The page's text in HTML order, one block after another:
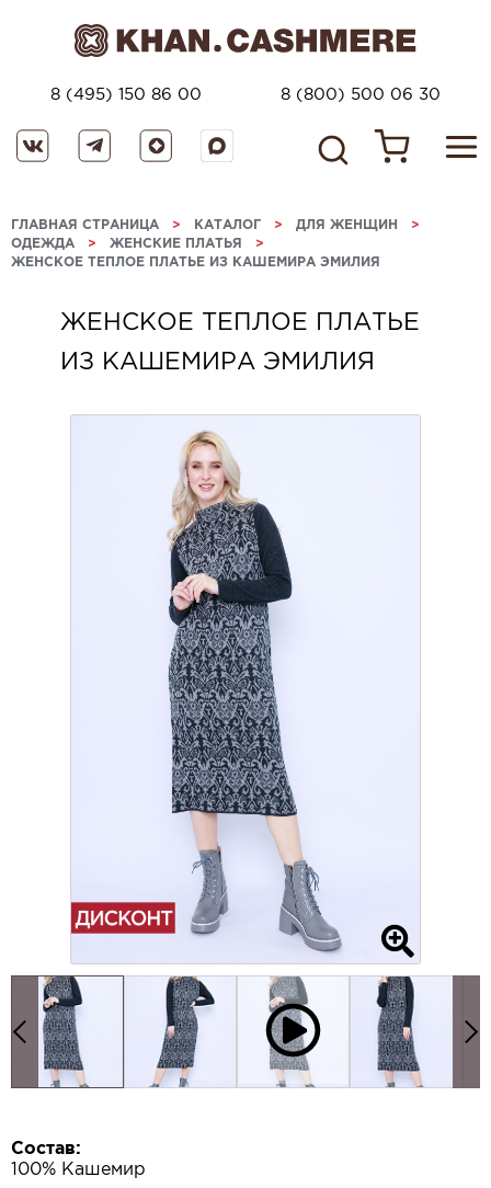
8 (495) 150 86 00 8 (800) 500 06 30
ГЛАВНАЯ СТРАНИЦА > КАТАЛОГ > ДЛЯ ЖЕНЩИН >
ОДЕЖДА > ЖЕНСКИЕ ПЛАТЬЯ >
ЖЕНСКОЕ ТЕПЛОЕ ПЛАТЬЕ ИЗ КАШЕМИРА ЭМИЛИЯ
ЖЕНСКОЕ ТЕПЛОЕ ПЛАТЬЕ
ИЗ КАШЕМИРА ЭМИЛИЯ
Состав:
100% Кашемир